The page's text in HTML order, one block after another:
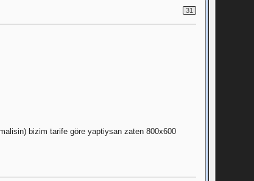
31
bizim tarife göre yaptiysan zaten 800x600